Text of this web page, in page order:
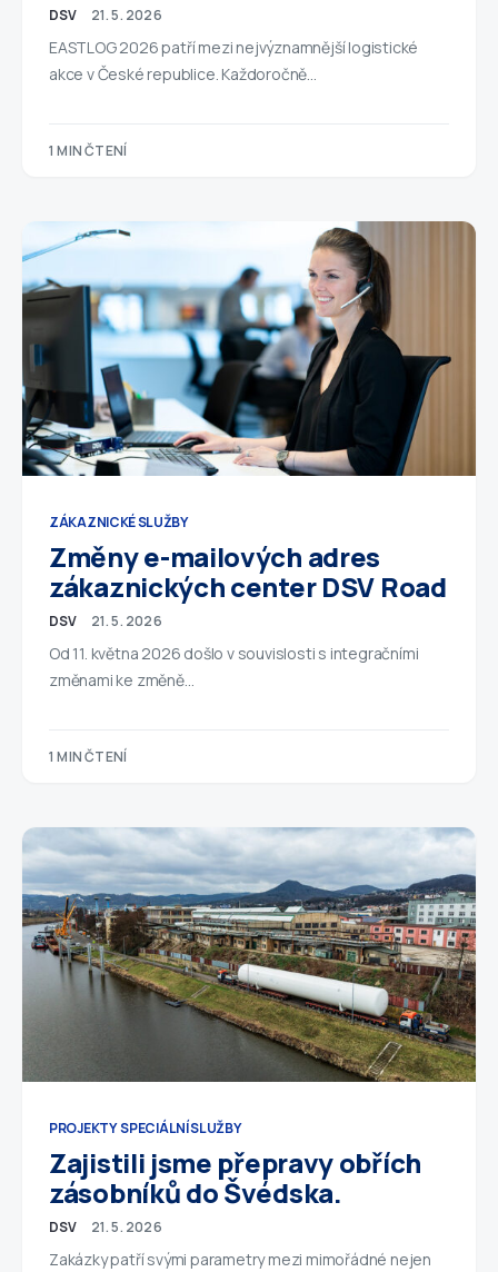
DSV 21. 5. 2026
EASTLOG 2026 patří mezi nejvýznamnější logistické
akce v České republice. Každoročně…
1 MIN ČTENÍ
ZÁKAZNICKÉ SLUŽBY
Změny e-mailových adres
zákaznických center DSV Road
DSV 21. 5. 2026
Od 11. května 2026 došlo v souvislosti s integračními
změnami ke změně…
1 MIN ČTENÍ
PROJEKTY SPECIÁLNÍ SLUŽBY
Zajistili jsme přepravy obřích
zásobníků do Švédska.
DSV 21. 5. 2026
Zakázky patří svými parametry mezi mimořádné nejen